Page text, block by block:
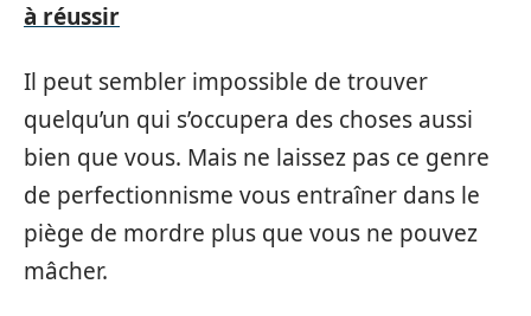
à réussir
Il peut sembler impossible de trouver
quelqu’un qui s’occupera des choses aussi
bien que vous. Mais ne laissez pas ce genre
de perfectionnisme vous entraîner dans le
piège de mordre plus que vous ne pouvez
mâcher.